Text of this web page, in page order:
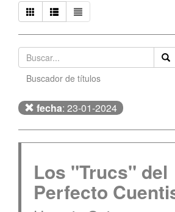
Buscador de títulos
fecha: 23-01-2024
Los "Trucs" del
Perfecto